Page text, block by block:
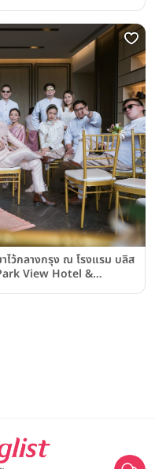
ไว้กลางกรุง ณ โรงแรม บลิส
View Hotel &